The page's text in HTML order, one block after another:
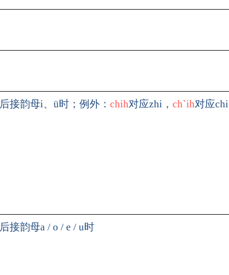
后接韵母i、ü时；例外： chih对应zhi ， ch`ih对应chi
后接韵母a / o / e / u时